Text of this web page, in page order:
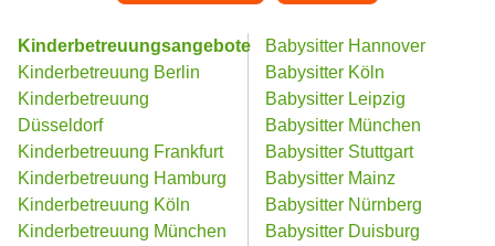
Kinderbetreuungsangebote
Kinderbetreuung Berlin
Kinderbetreuung
Düsseldorf
Kinderbetreuung Frankfurt
Kinderbetreuung Hamburg
Kinderbetreuung Köln
Kinderbetreuung München
Babysitter Hannover
Babysitter Köln
Babysitter Leipzig
Babysitter München
Babysitter Stuttgart
Babysitter Mainz
Babysitter Nürnberg
Babysitter Duisburg